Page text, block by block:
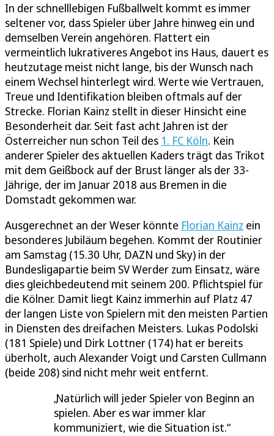
In der schnelllebigen Fußballwelt kommt es immer
seltener vor, dass Spieler über Jahre hinweg ein und
demselben Verein angehören. Flattert ein
vermeintlich lukrativeres Angebot ins Haus, dauert es
heutzutage meist nicht lange, bis der Wunsch nach
einem Wechsel hinterlegt wird. Werte wie Vertrauen,
Treue und Identifikation bleiben oftmals auf der
Strecke. Florian Kainz stellt in dieser Hinsicht eine
Besonderheit dar. Seit fast acht Jahren ist der
Österreicher nun schon Teil des 1. FC Köln. Kein
anderer Spieler des aktuellen Kaders trägt das Trikot
mit dem Geißbock auf der Brust länger als der 33-
Jährige, der im Januar 2018 aus Bremen in die
Domstadt gekommen war.
Ausgerechnet an der Weser könnte Florian Kainz ein
besonderes Jubiläum begehen. Kommt der Routinier
am Samstag (15.30 Uhr, DAZN und Sky) in der
Bundesligapartie beim SV Werder zum Einsatz, wäre
dies gleichbedeutend mit seinem 200. Pflichtspiel für
die Kölner. Damit liegt Kainz immerhin auf Platz 47
der langen Liste von Spielern mit den meisten Partien
in Diensten des dreifachen Meisters. Lukas Podolski
(181 Spiele) und Dirk Lottner (174) hat er bereits
überholt, auch Alexander Voigt und Carsten Cullmann
(beide 208) sind nicht mehr weit entfernt.
Natürlich will jeder Spieler von Beginn an
spielen. Aber es war immer klar
kommuniziert, wie die Situation ist.